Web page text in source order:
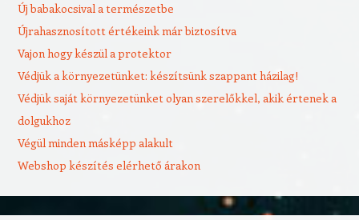
Új babakocsival a természetbe
Újrahasznosított értékeink már biztosítva
Vajon hogy készül a protektor
Védjük a környezetünket: készítsünk szappant házilag!
Védjük saját környezetünket olyan szerelőkkel, akik értenek a
dolgukhoz
Végül minden másképp alakult
Webshop készítés elérhető árakon